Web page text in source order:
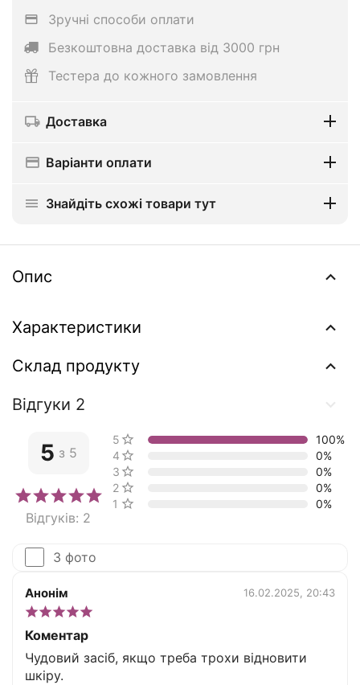
Зручні способи оплати
Безкоштовна доставка від 3000 грн
Тестера до кожного замовлення
Доставка
Варіанти оплати
Знайдіть схожі товари тут
Опис
Характеристики
Склад продукту
Відгуки 2
5 з 5
Відгуків: 2
5 зірок
100%
4 зірки
0%
3 зірки
0%
2 зірки
0%
1 зірка
0%
З фото
Анонім 16.02.2025, 20:43
Коментар
Чудовий засіб, якщо треба трохи відновити
шкіру.